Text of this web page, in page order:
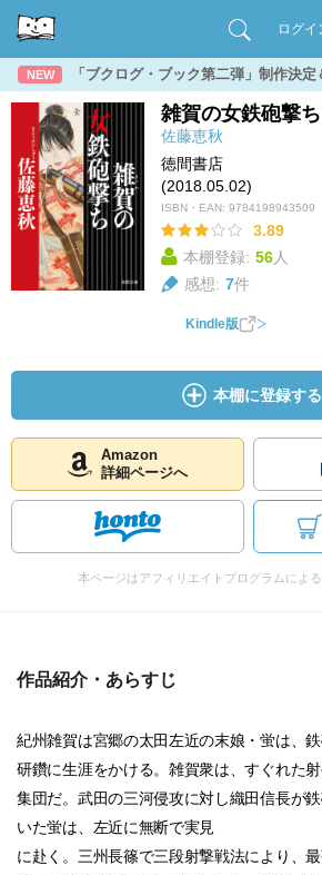
ログイ
NEW 「ブクログ・ブック第二弾」制作決
雑賀の女鉄砲撃
佐藤恵秋
徳間書店
(2018.05.02)
ISBN・EAN: 9784198943509
3.89
本棚登録: 56人
感想: 7件
Kindle版
本棚に登録する
Amazon
詳細ページへ
本ページはアフィリエイトプログラムによ
作品紹介・あらすじ
紀州雑賀は宮郷の太田左近の末娘・蛍は、
研鑽に生涯をかける。雑賀衆は、すぐれた
集団だ。武田の三河侵攻に対し織田信長が
いた蛍は、左近に無断で実見
に赴く。三州長篠で三段射撃戦法により、